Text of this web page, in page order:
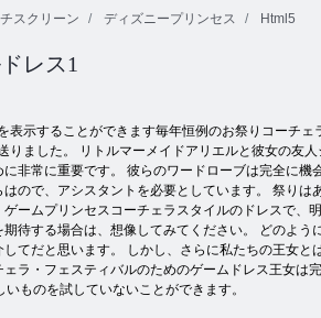
プリンセス変
身サロン
スクリーン ディズニープリンセス Html5
レス1
示することができます毎年恒例のお祭りコーチ
りました。 リトルマーメイドアリエルと彼女の友
非常に重要です。 彼らのワードローブは完全に
ので、アシスタントを必要としています。 祭り
ームプリンセスコーチェラスタイルのドレスで
待する場合は、想像してみてください。 どのよ
てだと思います。 しかし、さらに私たちの王女
ラ・フェスティバルのためのゲームドレス王女
ものを試していないことができます。